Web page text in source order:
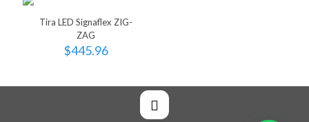
Tira LED Signaflex ZIG-
ZAG
$445.96